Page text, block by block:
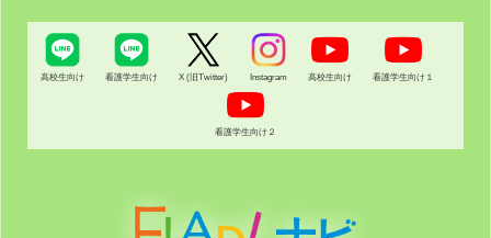
高校生向け 看護学生向け X (旧Twitter) Instagram 高校生向け 看護学生向け１
看護学生向け２